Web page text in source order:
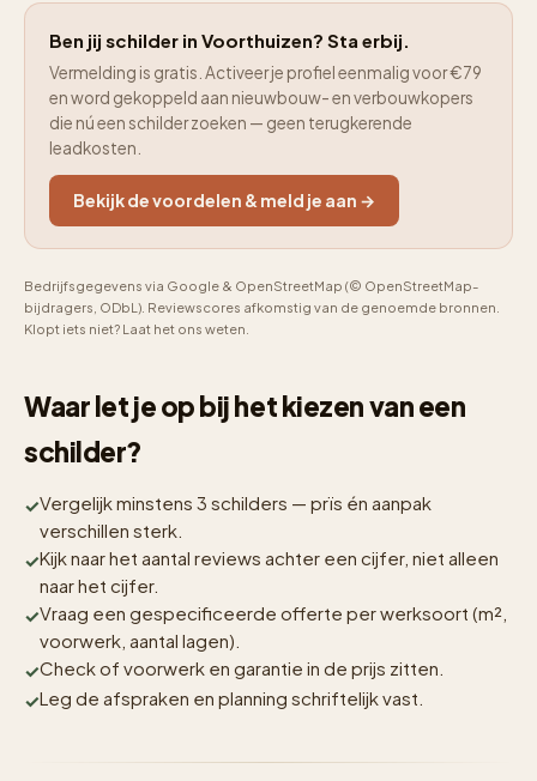
Ben jij schilder in Voorthuizen? Sta erbij.
Vermelding is gratis. Activeer je profiel eenmalig voor €79
en word gekoppeld aan nieuwbouw- en verbouwkopers
die nú een schilder zoeken — geen terugkerende
leadkosten.
Bekijk de voordelen & meld je aan →
Bedrijfsgegevens via Google & OpenStreetMap (© OpenStreetMap-
bijdragers, ODbL). Reviewscores afkomstig van de genoemde bronnen.
Klopt iets niet? Laat het ons weten.
Waar let je op bij het kiezen van een
schilder?
Vergelijk minstens 3 schilders — prïs én aanpak
verschillen sterk.
Kijk naar het aantal reviews achter een cijfer, niet alleen
naar het cijfer.
Vraag een gespecificeerde offerte per werksoort (m²,
voorwerk, aantal lagen).
Check of voorwerk en garantie in de prijs zitten.
Leg de afspraken en planning schriftelijk vast.